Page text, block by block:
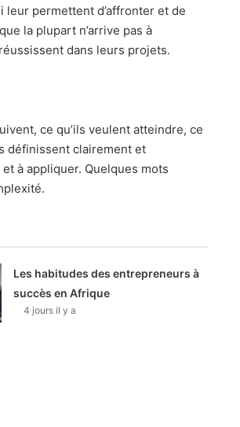
permettent d’affronter et de
la plupart n’arrive pas à
dans leurs projets.
ce qu’ils veulent atteindre, ce
définissent clairement et
à appliquer. Quelques mots
Les habitudes des entrepreneurs à
succès en Afrique
4 jours il y a